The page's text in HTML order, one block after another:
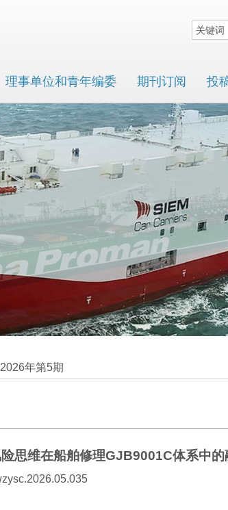
理事单位和青年编委 期刊订阅 投
关键词
2026年第5期
险思维在船舶修理GJB9001C体系中的